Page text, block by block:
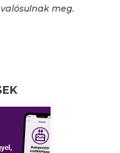
meg.